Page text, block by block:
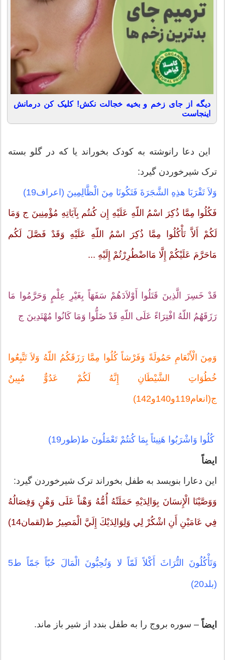
دیگه از جای زخم و بخیه خجالت نکش! کلیک کن درمانش
اینجاست
این دعا رانوشته به کودک بخوراند یا که در گلو بسته
ترک شیرخوردن گیرد:
وَلاَ تَقْرَبَا هذِهِ الشَّجَرَةَ فَتَكُونَا مِنَ الْظَّالِمِينَ (اعراف19)
فَكُلُوا مِمَّا ذُكِرَ اسْمُ اللّهِ عَلَيْهِ إِن كُنتُم بِآيَاتِهِ مُؤْمِنِينَ ج وَمَا
لَكُمْ أَلاَّ تَأْكُلُوا مِمَّا ذُكِرَ اسْمُ اللّهِ عَلَيْهِ وَقَدْ فَصَّلَ لَكُم
مَاحَرَّمَ عَلَيْكُمْ إِلَّا مَااضْطُرِرْتُمْ إِلَيْهِ ...
قَدْ خَسِرَ الَّذِينَ قَتَلُوا أَوْلاَدَهُمْ سَفَهَاً بِغَيْرِ عِلْمٍ وَحَرَّمُوا مَا
رَزَقَهُمُ اللّهُ افْتِرَاءً عَلَى اللّهِ قَدْ ضَلُّوا وَمَا كَانُوا مُهْتَدِينَ ج
وَمِنَ الْأَنْعَامِ حَمُولَةً وَفَرْشاً كُلُوا مِمَّا رَزَقَكُمُ اللّهُ وَلاَ تَتَّبِعُوا
خُطُوَاتِ الشَّيْطَانِ إِنَّهُ لَكُمْ عَدُوٌّ مُبِينٌ
ج(انعام119و140و142)
كُلُوا وَاشْرَبُوا هَنِيئاً بِمَا كُنتُمْ تَعْمَلُونَ ط(طور19)
ایضاً
این دعارا بنویسد به طفل بخوراند ترک شیرخوردن گیرد:
وَوَصَّيْنَا الْإِنسَانَ بِوَالِدَيْهِ حَمَلَتْهُ أُمُّهُ وَهْناً عَلَى‏ وَهْنٍ وَفِصَالُهُ
فِي عَامَيْنِ أَنِ اشْكُرْ لِي وَلِوَالِدَيْكَ إِلَيَّ الْمَصِيرُ ط(لقمان14)
وَتَأْكُلُونَ التُّرَاثَ أَكْلاً لَمّاً لا وَتُحِبُّونَ الْمَالَ حُبّاً جَمّاً ط5
(بلد20)
ایضاً– سوره بروج را به طفل بندد از شیر باز ماند.